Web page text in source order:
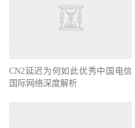
CN2延迟为何如此优秀中国电信
国际网络深度解析